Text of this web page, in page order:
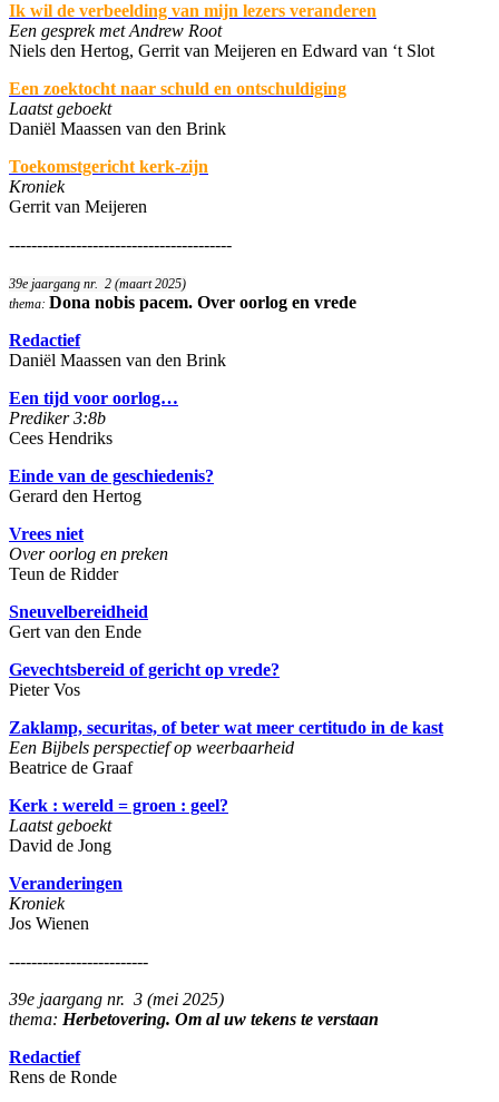
Ik wil de verbeelding van mijn lezers veranderen
Een gesprek met Andrew Root
Niels den Hertog, Gerrit van Meijeren en Edward van ‘t Slot
Een zoektocht naar schuld en ontschuldiging
Laatst geboekt
Daniël Maassen van den Brink
Toekomstgericht kerk-zijn
Kroniek
Gerrit van Meijeren
----------------------------------------
39e jaargang nr. 2 (maart 2025)
thema: Dona nobis pacem. Over oorlog en vrede
Redactief
Daniël Maassen van den Brink
Een tijd voor oorlog…
Prediker 3:8b
Cees Hendriks
Einde van de geschiedenis?
Gerard den Hertog
Vrees niet
Over oorlog en preken
Teun de Ridder
Sneuvelbereidheid
Gert van den Ende
Gevechtsbereid of gericht op vrede?
Pieter Vos
Zaklamp, securitas, of beter wat meer certitudo in de kast
Een Bijbels perspectief op weerbaarheid
Beatrice de Graaf
Kerk : wereld = groen : geel?
Laatst geboekt
David de Jong
Veranderingen
Kroniek
Jos Wienen
-------------------------
39e jaargang nr. 3 (mei 2025)
thema: Herbetovering. Om al uw tekens te verstaan
Redactief
Rens de Ronde